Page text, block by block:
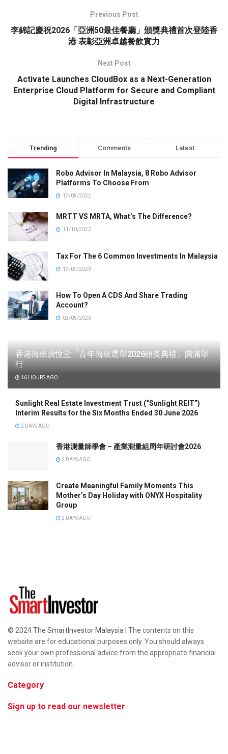
Previous Post
李錦記慶祝2026「亞洲50最佳餐廳」頒獎典禮首次登陸香
港 表彰亞洲卓越餐飲實力
Next Post
Activate Launches CloudBox as a Next-Generation
Enterprise Cloud Platform for Secure and Compliant
Digital Infrastructure
Trending Comments Latest
Robo Advisor In Malaysia, 8 Robo Advisor
Platforms To Choose From
17/08/2022
MRTT VS MRTA, What’s The Difference?
11/10/2023
Tax For The 6 Common Investments In Malaysia
19/09/2023
How To Open A CDS And Share Trading
Account?
02/05/2023
香港魯班廣悅堂「青年魯班選舉2026頒獎典禮」圓滿舉
行
16 HOURS AGO
Sunlight Real Estate Investment Trust (“Sunlight REIT”)
Interim Results for the Six Months Ended 30 June 2026
2 DAYS AGO
香港測量師學會 – 產業測量組周年研討會2026
2 DAYS AGO
Create Meaningful Family Moments This
Mother’s Day Holiday with ONYX Hospitality
Group
2 DAYS AGO
© 2024The SmartInvestor Malaysia | The contents on this
website are for educational purposes only. You should always
seek your own professional advice from the appropriate financial
advisor or institution.
Category
Sign up to read our newsletter